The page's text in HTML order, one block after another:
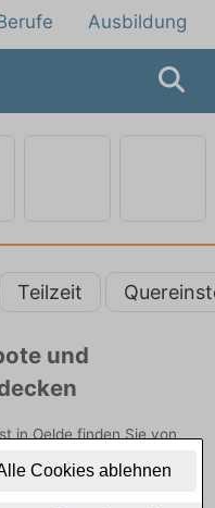
Cookies ablehnen
Ausbildung
Teilzeit
und
in Oelde finden Sie von
Optionen von Top-
heute.